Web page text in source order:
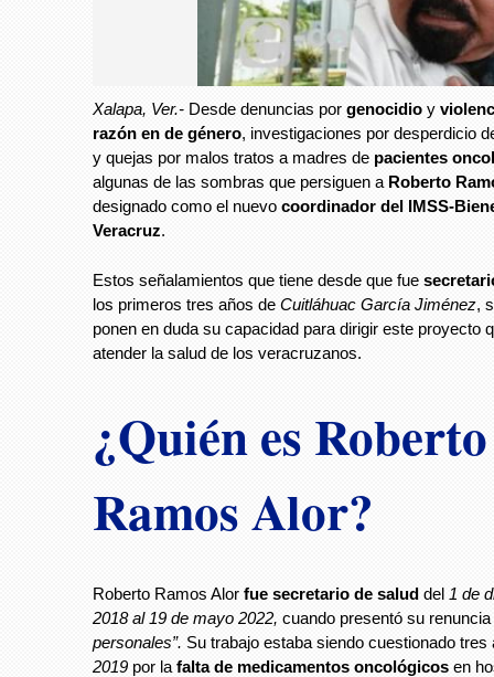
Xalapa, Ver.- Desde denuncias por genocidio y
razón en de género, investigaciones por desperdicio
y quejas por malos tratos a madres de pacientes
algunas de las sombras que persiguen a Roberto
designado como el nuevo coordinador del IMSS-
Veracruz.
Estos señalamientos que tiene desde que fue
los primeros tres años de Cuitláhuac García Jiménez,
ponen en duda su capacidad para dirigir este proyecto
atender la salud de los veracruzanos.
¿Quién es Roberto
Ramos Alor?
Roberto Ramos Alor fue secretario de salud del 1 de
2018 al 19 de mayo 2022, cuando presentó su renuncia
personales”. Su trabajo estaba siendo cuestionado tres
2019 por la falta de medicamentos oncológicos en